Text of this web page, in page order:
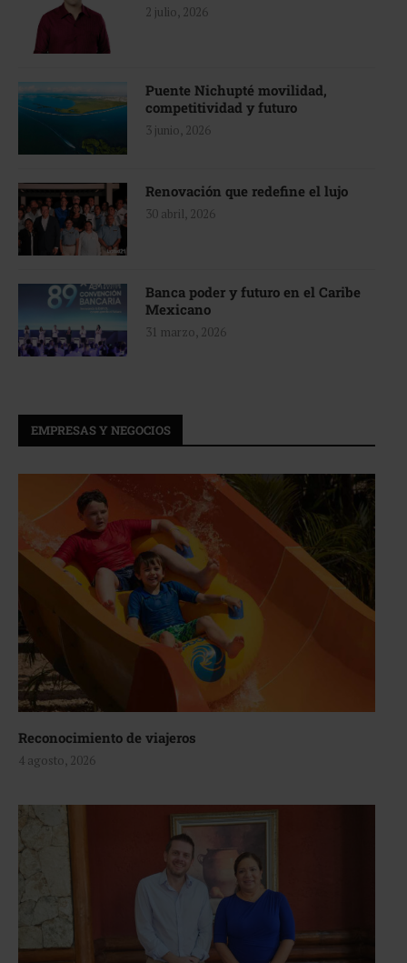
2 julio, 2026
Puente Nichupté movilidad,
competitividad y futuro
3 junio, 2026
Renovación que redefine el lujo
30 abril, 2026
Banca poder y futuro en el Caribe
Mexicano
31 marzo, 2026
EMPRESAS Y NEGOCIOS
Reconocimiento de viajeros
4 agosto, 2026